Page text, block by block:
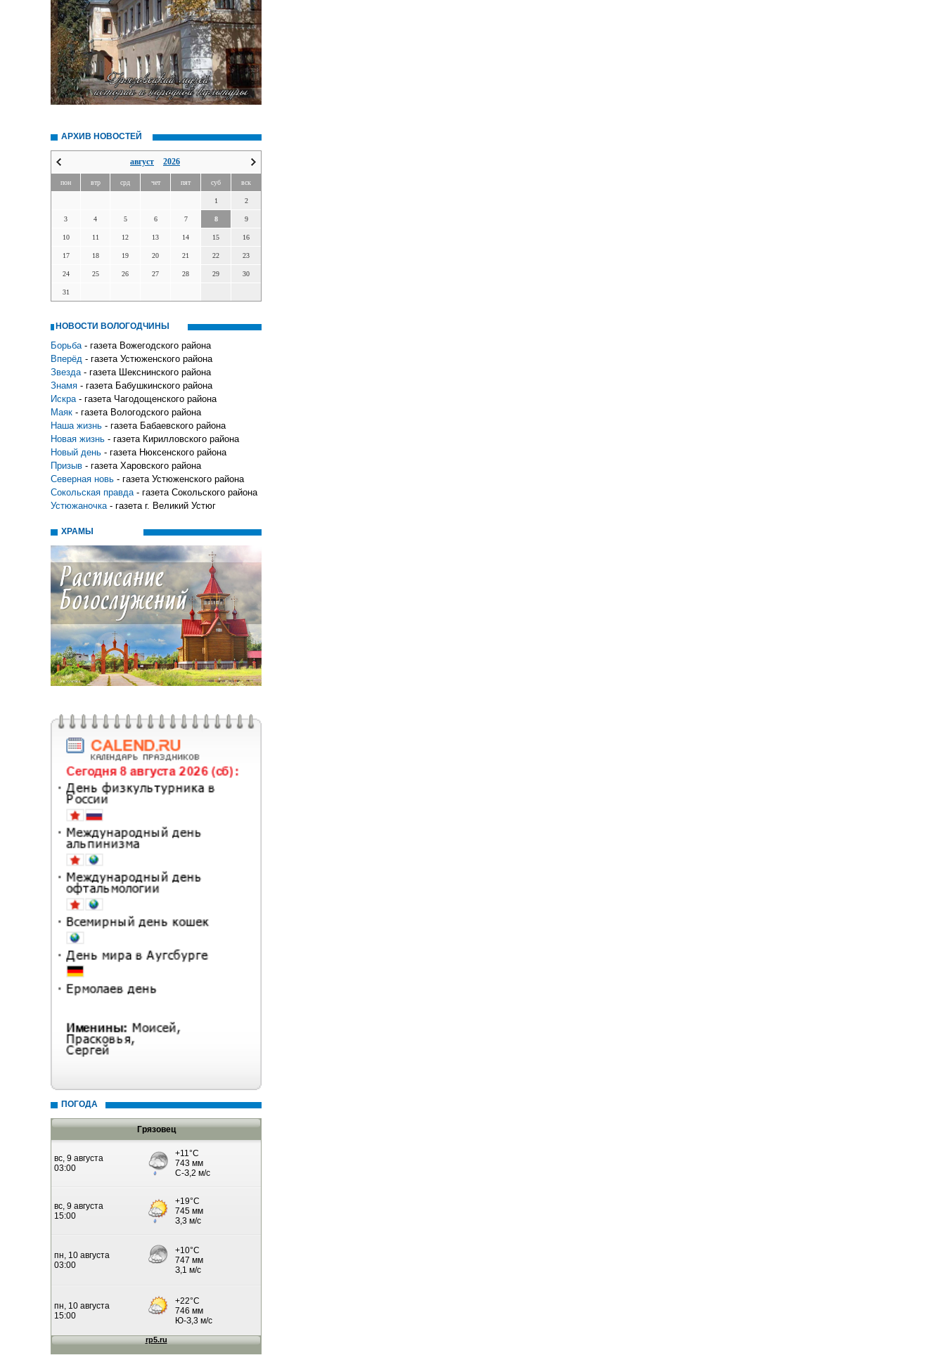
АРХИВ НОВОСТЕЙ
август 2026
пон втр срд чет пят суб вск
1 2
3 4 5 6 7 8 9
10 11 12 13 14 15 16
17 18 19 20 21 22 23
24 25 26 27 28 29 30
31
НОВОСТИ ВОЛОГОДЧИНЫ
Борьба - газета Вожегодского района
Вперёд - газета Устюженского района
Звезда - газета Шекснинского района
Знамя - газета Бабушкинского района
Искра - газета Чагодощенского района
Маяк - газета Вологодского района
Наша жизнь - газета Бабаевского района
Новая жизнь - газета Кирилловского района
Новый день - газета Нюксенского района
Призыв - газета Харовского района
Северная новь - газета Устюженского района
Сокольская правда - газета Сокольского района
Устюжаночка - газета г. Великий Устюг
ХРАМЫ
ПОГОДА
Грязовец